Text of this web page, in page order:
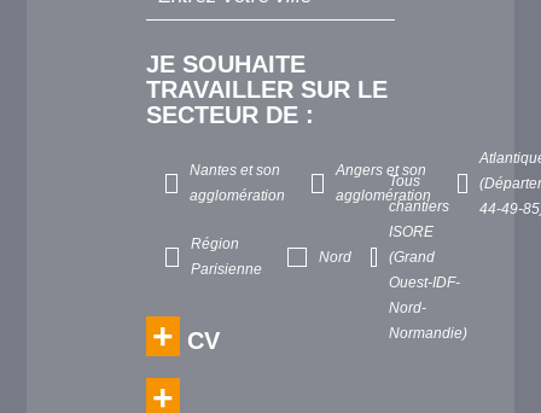
JE SOUHAITE
TRAVAILLER SUR LE
SECTEUR DE :
Nantes et son
agglomération
Angers et son
agglomération
44-49-
Région
Parisienne
Nord
Tous
chantiers
ISORE
(Grand
Ouest-IDF-
Nord-
Normandie)
CV